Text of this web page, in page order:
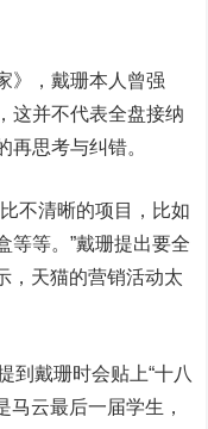
，戴珊本人曾强
这并不代表全盘接纳
再思考与纠错。
不清晰的项目，比如
等等。”戴珊提出要全
，天猫的营销活动太
戴珊时会贴上“十八
马云最后一届学生，